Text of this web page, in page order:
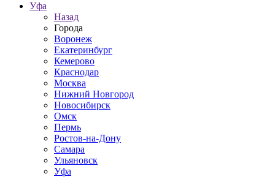
Уфа
Назад
Города
Воронеж
Екатеринбург
Кемерово
Краснодар
Москва
Нижний Новгород
Новосибирск
Омск
Пермь
Ростов-на-Дону
Самара
Ульяновск
Уфа